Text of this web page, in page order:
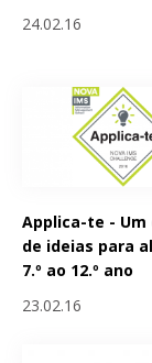
24.02.16
Applica-te - Um
de ideias para
7.º ao 12.º ano
23.02.16